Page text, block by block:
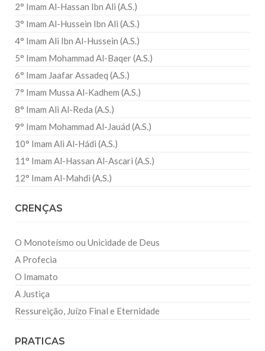
2° Imam Al-Hassan Ibn Ali (A.S.)
3° Imam Al-Hussein Ibn Ali (A.S.)
4° Imam Ali Ibn Al-Hussein (A.S.)
5° Imam Mohammad Al-Baqer (A.S.)
6° Imam Jaafar Assadeq (A.S.)
7° Imam Mussa Al-Kadhem (A.S.)
8° Imam Ali Al-Reda (A.S.)
9° Imam Mohammad Al-Jauád (A.S.)
10° Imam Ali Al-Hádi (A.S.)
11° Imam Al-Hassan Al-Ascari (A.S.)
12° Imam Al-Mahdi (A.S.)
CRENÇAS
O Monoteísmo ou Unicidade de Deus
A Profecia
O Imamato
A Justiça
Ressureição, Juízo Final e Eternidade
PRATICAS